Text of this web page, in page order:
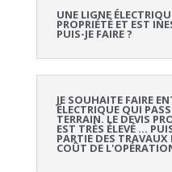
UNE LIGNE
PROPRIÉTÉ ET EST
PUIS-JE FAIRE ?
JE SOUHAITE FAIRE
ÉLECTRIQUE QUI
TERRAIN. LE DEVIS
EST TRÈS ÉLEVÉ …
PARTIE DES
COÛT DE